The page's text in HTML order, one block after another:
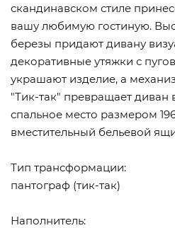
скандинавском стиле
вашу любимую гостиную.
березы придают дивану
декоративные утяжки с
украшают изделие, а
"Тик-так" превращает диван
спальное место размером
вместительный бельевой
Тип трансформации:
пантограф (тик-так)
Наполнитель: